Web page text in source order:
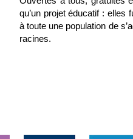
qu’un projet éducatif : elles
à toute une population de
racines.